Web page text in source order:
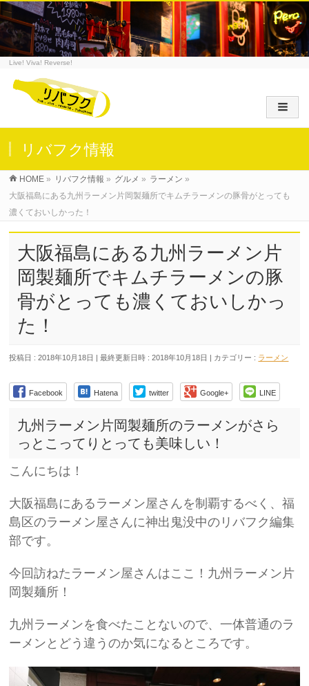
Live! Viva! Reverse!
リバフク情報
HOME » リバフク情報 » グルメ » ラーメン »
大阪福島にある九州ラーメン片岡製麺所でキムチラーメンの豚骨がとっても
濃くておいしかった！
大阪福島にある九州ラーメン片
岡製麺所でキムチラーメンの豚
骨がとっても濃くておいしかっ
た！
投稿日 : 2018年10月18日 最終更新日時 : 2018年10月18日 カテゴリー : ラーメン
Facebook Hatena twitter Google+ LINE
九州ラーメン片岡製麺所のラーメンがさら
っとこってりとっても美味しい！
こんにちは！
大阪福島にあるラーメン屋さんを制覇するべく、福
島区のラーメン屋さんに神出鬼没中のリバフク編集
部です。
今回訪ねたラーメン屋さんはここ！九州ラーメン片
岡製麺所！
九州ラーメンを食べたことないので、一体普通のラ
ーメンとどう違うのか気になるところです。